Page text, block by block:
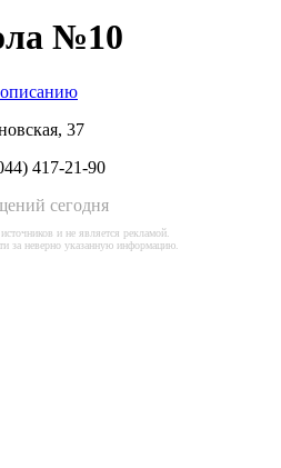
№10
37
417-21-90
сегодня
и не является рекламой.
за неверно указанную информацию.